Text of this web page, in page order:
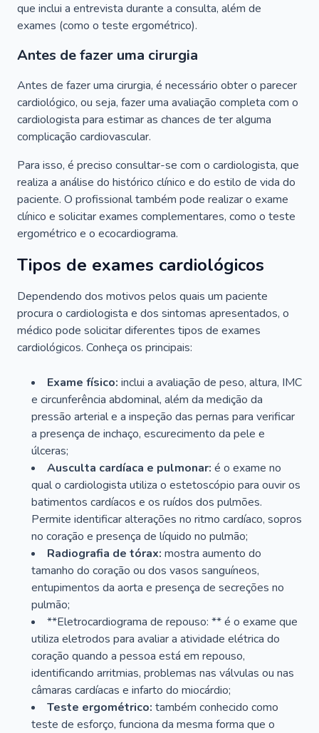
que inclui a entrevista durante a consulta, além de
exames (como o teste ergométrico).
Antes de fazer uma cirurgia
Antes de fazer uma cirurgia, é necessário obter o parecer
cardiológico, ou seja, fazer uma avaliação completa com o
cardiologista para estimar as chances de ter alguma
complicação cardiovascular.
Para isso, é preciso consultar-se com o cardiologista, que
realiza a análise do histórico clínico e do estilo de vida do
paciente. O profissional também pode realizar o exame
clínico e solicitar exames complementares, como o teste
ergométrico e o ecocardiograma.
Tipos de exames cardiológicos
Dependendo dos motivos pelos quais um paciente
procura o cardiologista e dos sintomas apresentados, o
médico pode solicitar diferentes tipos de exames
cardiológicos. Conheça os principais:
Exame físico: inclui a avaliação de peso, altura, IMC
e circunferência abdominal, além da medição da
pressão arterial e a inspeção das pernas para verificar
a presença de inchaço, escurecimento da pele e
úlceras;
Ausculta cardíaca e pulmonar: é o exame no
qual o cardiologista utiliza o estetoscópio para ouvir os
batimentos cardíacos e os ruídos dos pulmões.
Permite identificar alterações no ritmo cardíaco, sopros
no coração e presença de líquido no pulmão;
Radiografia de tórax: mostra aumento do
tamanho do coração ou dos vasos sanguíneos,
entupimentos da aorta e presença de secreções no
pulmão;
**Eletrocardiograma de repouso: ** é o exame que
utiliza eletrodos para avaliar a atividade elétrica do
coração quando a pessoa está em repouso,
identificando arritmias, problemas nas válvulas ou nas
câmaras cardíacas e infarto do miocárdio;
Teste ergométrico: também conhecido como
teste de esforço, funciona da mesma forma que o